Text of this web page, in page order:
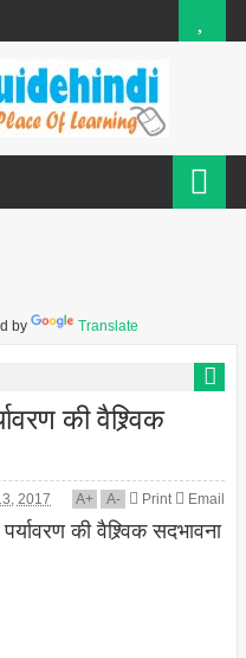
by Translate
की वैश्र्विक
2017 A+ A- Print Email
की वैश्र्विक सदभावना